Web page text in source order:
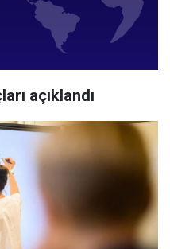
açıklandı